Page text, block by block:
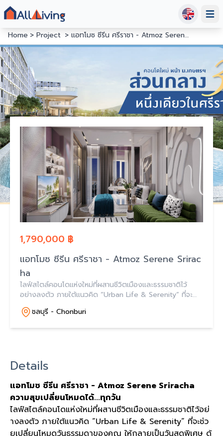
Home
Project แอทโมซ ซีรีน ศรีราชา - Atmoz Serene Sriracha
1,790,000 ฿
แอทโมซ ซีรีน ศรีราชา - Atmoz Serene Srirac
ha
ไลฟ์สไตล์คอนโดแห่งใหม่ที่ผสานชีวิตเมืองและธรรมชาติไว้
อย่างลงตัว ภายใต้แนวคิด “Urban Life & Serenity” ที่จะ
ช่วยเปลี่ยนโหมดวันธรรมดาของคุณ ให้กลายเป็นวันสุดพิเศษ
ชลบุรี - Chonburi
Details
แอทโมซ ซีรีน ศรีราชา - Atmoz Serene Sriracha
ความสุขเปลี่ยนโหมดได้...ทุกวัน
ไลฟ์สไตล์คอนโดแห่งใหม่ที่ผสานชีวิตเมืองและธรรมชาติไว้อย่
างลงตัว ภายใต้แนวคิด “Urban Life & Serenity” ที่จะช่ว
ยเปลี่ยนโหมดวันธรรมดาของคุณ ให้กลายเป็นวันสุดพิเศษ ด้